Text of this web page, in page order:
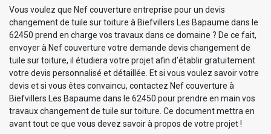
Vous voulez que Nef couverture entreprise pour un devis
changement de tuile sur toiture à Biefvillers Les Bapaume dans le
62450 prend en charge vos travaux dans ce domaine ? De ce fait,
envoyer à Nef couverture votre demande devis changement de
tuile sur toiture, il étudiera votre projet afin d’établir gratuitement
votre devis personnalisé et détaillée. Et si vous voulez savoir votre
devis et si vous êtes convaincu, contactez Nef couverture à
Biefvillers Les Bapaume dans le 62450 pour prendre en main vos
travaux changement de tuile sur toiture. Ce document mettra en
avant tout ce que vous devez savoir à propos de votre projet !